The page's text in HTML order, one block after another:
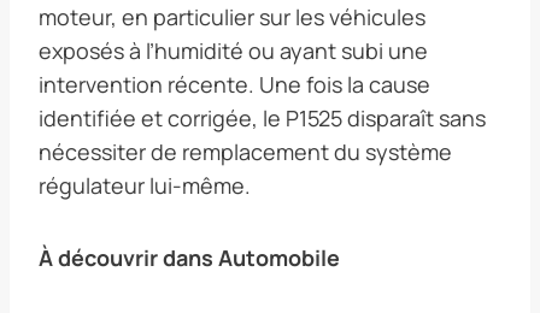
moteur, en particulier sur les véhicules
exposés à l’humidité ou ayant subi une
intervention récente. Une fois la cause
identifiée et corrigée, le P1525 disparaît sans
nécessiter de remplacement du système
régulateur lui-même.
À découvrir dans Automobile